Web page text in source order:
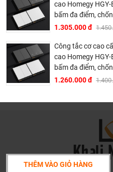
Chứng nhận
Những công trình tiêu biểu
cao Homegy
bấm đa điểm,
1.305.000 đ
Công tắc cơ cao
cao Homegy
bấm đa điểm,
1.260.000 đ
THÊM VÀO GIỎ HÀNG